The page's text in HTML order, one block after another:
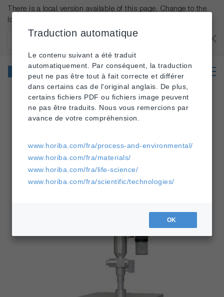
There is a local version available of this page. Change to the
local version?
HORIBA-Process et environnement-
Produits-PX-375
PX-375
Traduction automatique
Le contenu suivant a été traduit
automatiquement. Par conséquent, la traduction
peut ne pas être tout à fait correcte et différer
dans certains cas de l'original anglais. De plus,
certains fichiers PDF ou fichiers image peuvent
ne pas être traduits. Nous vous remercions par
avance de votre compréhension.
www.horiba.com/fra/process-and-environmental/
www.horiba.com/fra/materials/
www.horiba.com/fra/life-science/
www.horiba.com/fra/scientific/technologies/
OK